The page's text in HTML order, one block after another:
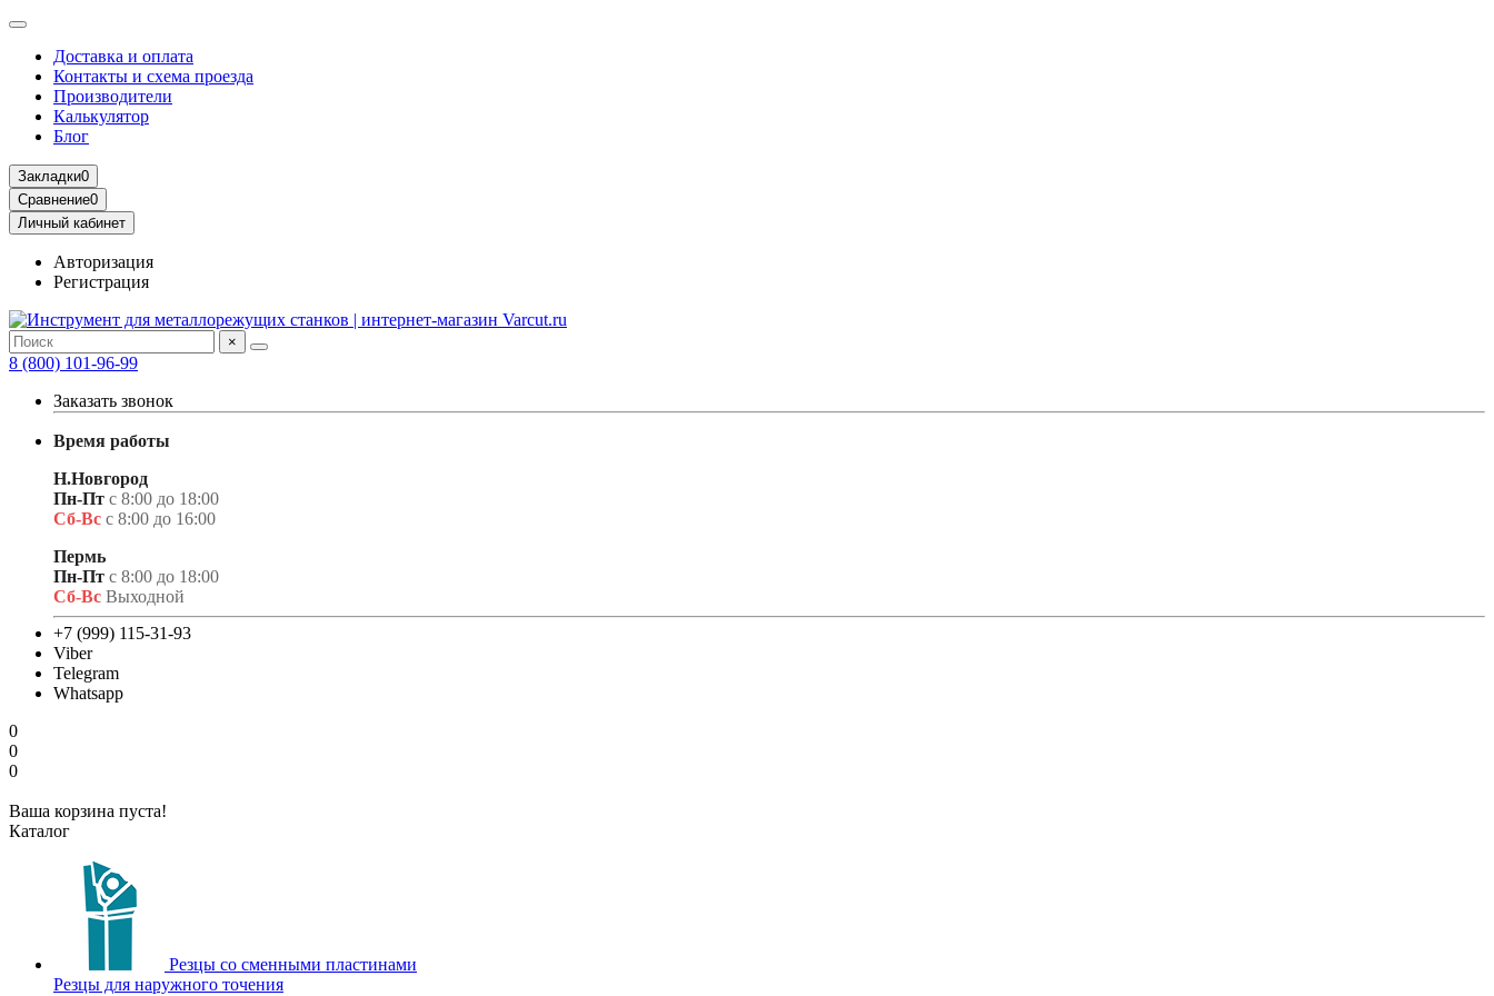
Доставка и оплата
Контакты и схема проезда
Производители
Калькулятор
Блог
Закладки0
Сравнение0
Личный кабинет
Авторизация
Регистрация
×
8 (800) 101-96-99
Заказать звонок
Время работы
Н.Новгород
Пн-Пт с 8:00 до 18:00
Сб-Вс с 8:00 до 16:00
Пермь
Пн-Пт с 8:00 до 18:00
Сб-Вс Выходной
+7 (999) 115-31-93
Viber
Telegram
Whatsapp
0
0
0
Ваша корзина пуста!
Каталог
Резцы со сменными пластинами
Резцы для наружного точения